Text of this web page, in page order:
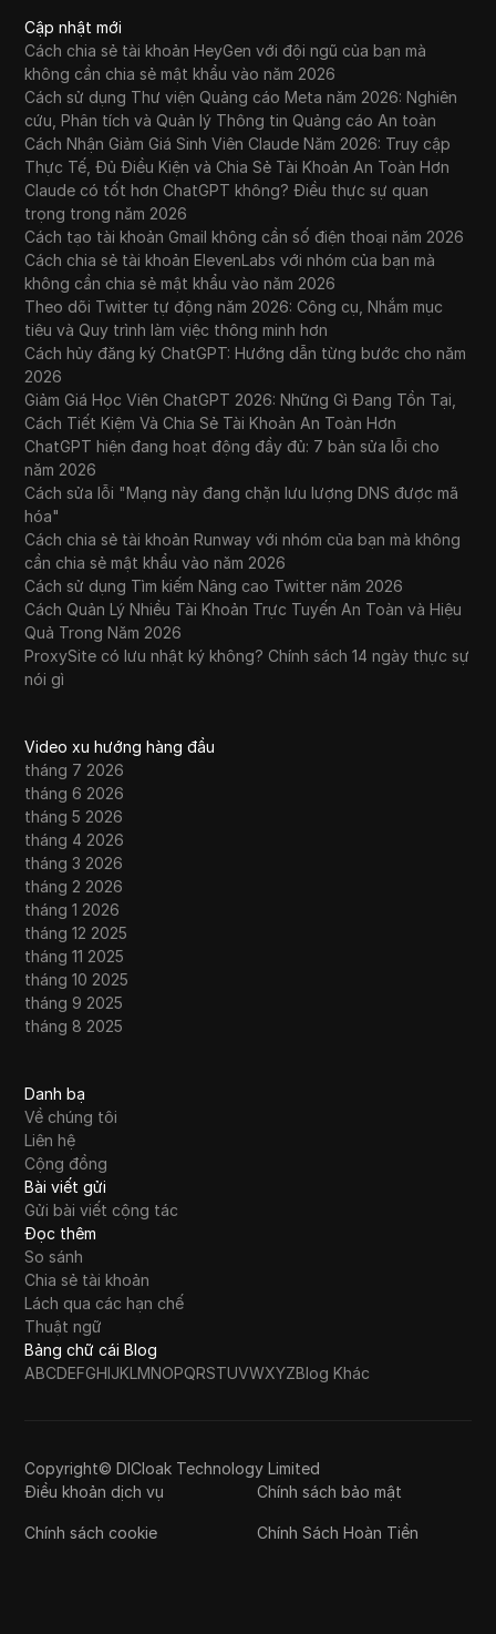
Cập nhật mới
Cách chia sẻ tài khoản HeyGen với đội ngũ của bạn mà
không cần chia sẻ mật khẩu vào năm 2026
Cách sử dụng Thư viện Quảng cáo Meta năm 2026: Nghiên
cứu, Phân tích và Quản lý Thông tin Quảng cáo An toàn
Cách Nhận Giảm Giá Sinh Viên Claude Năm 2026: Truy cập
Thực Tế, Đủ Điều Kiện và Chia Sẻ Tài Khoản An Toàn Hơn
Claude có tốt hơn ChatGPT không? Điều thực sự quan
trọng trong năm 2026
Cách tạo tài khoản Gmail không cần số điện thoại năm 2026
Cách chia sẻ tài khoản ElevenLabs với nhóm của bạn mà
không cần chia sẻ mật khẩu vào năm 2026
Theo dõi Twitter tự động năm 2026: Công cụ, Nhắm mục
tiêu và Quy trình làm việc thông minh hơn
Cách hủy đăng ký ChatGPT: Hướng dẫn từng bước cho năm
2026
Giảm Giá Học Viên ChatGPT 2026: Những Gì Đang Tồn Tại,
Cách Tiết Kiệm Và Chia Sẻ Tài Khoản An Toàn Hơn
ChatGPT hiện đang hoạt động đầy đủ: 7 bản sửa lỗi cho
năm 2026
Cách sửa lỗi "Mạng này đang chặn lưu lượng DNS được mã
hóa"
Cách chia sẻ tài khoản Runway với nhóm của bạn mà không
cần chia sẻ mật khẩu vào năm 2026
Cách sử dụng Tìm kiếm Nâng cao Twitter năm 2026
Cách Quản Lý Nhiều Tài Khoản Trực Tuyến An Toàn và Hiệu
Quả Trong Năm 2026
ProxySite có lưu nhật ký không? Chính sách 14 ngày thực sự
nói gì
Video xu hướng hàng đầu
tháng 7 2026
tháng 6 2026
tháng 5 2026
tháng 4 2026
tháng 3 2026
tháng 2 2026
tháng 1 2026
tháng 12 2025
tháng 11 2025
tháng 10 2025
tháng 9 2025
tháng 8 2025
Danh bạ
Về chúng tôi
Liên hệ
Cộng đồng
Bài viết gửi
Gửi bài viết cộng tác
Đọc thêm
So sánh
Chia sẻ tài khoản
Lách qua các hạn chế
Thuật ngữ
Bảng chữ cái Blog
ABCDEFGHIJKLMNOPQRSTUVWXYZBlog Khác
Copyright© DICloak Technology Limited
Điều khoản dịch vụ
Chính sách bảo mật
Chính sách cookie Chính Sách Hoàn Tiền